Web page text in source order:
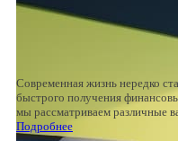
Современная жизнь нередко
быстрого получения
мы рассматриваем различные
Подробнее